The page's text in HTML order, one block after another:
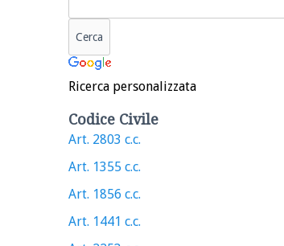
Ricerca personalizzata
Codice Civile
Art. 2803 c.c.
Art. 1355 c.c.
Art. 1856 c.c.
Art. 1441 c.c.